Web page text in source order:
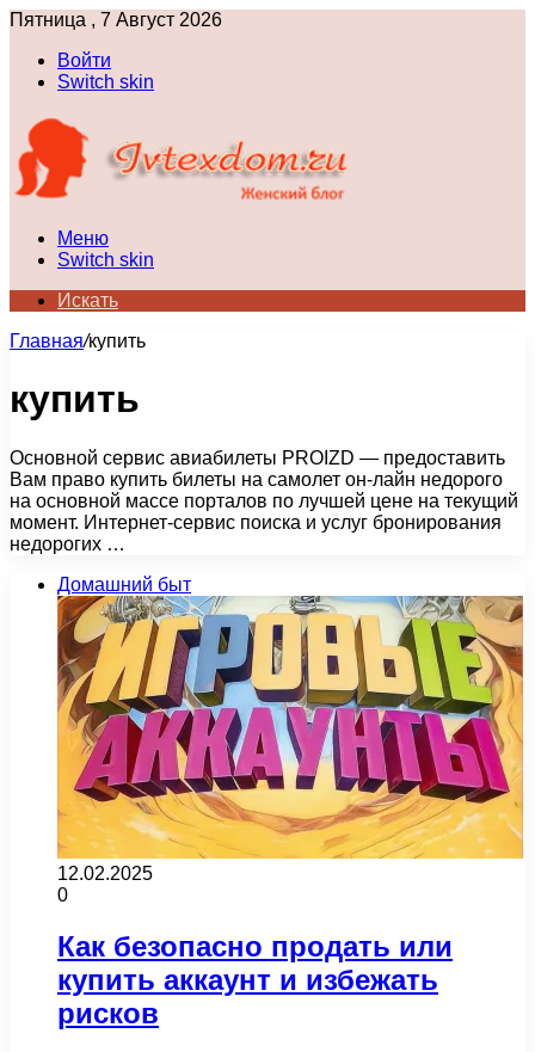
Пятница , 7 Август 2026
Войти
Switch skin
Меню
Switch skin
Искать
Главная/купить
купить
Основной сервис авиабилеты PROIZD — предоставить
Вам право купить билеты на самолет он-лайн недорого
на основной массе порталов по лучшей цене на текущий
момент. Интернет-сервис поиска и услуг бронирования
недорогих …
Домашний быт
12.02.2025
0
Как безопасно продать или
купить аккаунт и избежать
рисков